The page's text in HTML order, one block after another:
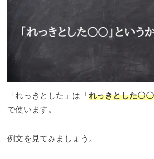
「れっきとした」は「 れっきとした〇〇
で使います。
例文を見てみましょう。